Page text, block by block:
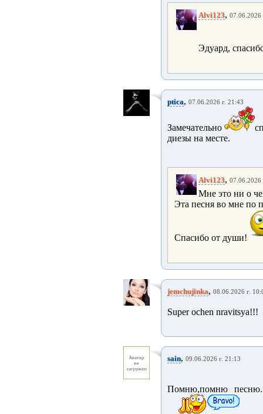
Alvi123, 07.06.2026
Эдуард,
ptica, 07.06.2026 г. 21:43
Замечательно
диезы на месте.
Alvi123, 07.06.2026
Мне это ни о
Эта песня во мне по
Спасибо от души!
jemchujinka, 08.06.2026 г.
Super ochen nravitsya!!!
sain, 09.06.2026 г. 21:13
Помню,помню